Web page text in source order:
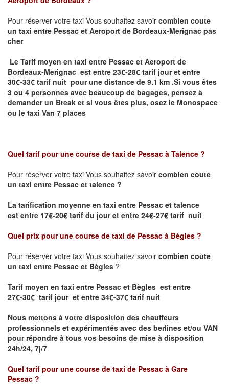
Pour réserver votre taxi Vous souhaitez savoir combien coute
un taxi entre Pessac et Aeroport de Bordeaux-Merignac pas
cher
Le Tarif moyen en taxi entre Pessac et Aeroport de
Bordeaux-Merignac est entre 23€-28€ tarif jour et entre
30€-33€ tarif nuit pour une distance de 9.1 km .Si vous êtes
3 ou 4 personnes avec beaucoup de bagages, pensez à
demander un Break et si vous êtes plus, osez le Monospace
ou le taxi Van 7 places
Quel tarif pour une course de taxi de Pessac à Talence ?
Pour réserver votre taxi Vous souhaitez savoir combien coute
un taxi entre Pessac et talence ?
La tarification moyenne en taxi entre Pessac et talence
est entre 17€-20€ tarif du jour et entre 24€-27€ tarif nuit
Quel prix pour une course de taxi de Pessac à Bègles ?
Pour réserver votre taxi Vous souhaitez savoir combien coute
un taxi entre Pessac et Bègles ?
Tarif moyen en taxi entre Pessac et Bègles est entre
27€-30€ tarif jour et entre 34€-37€ tarif nuit
Nous mettons à votre disposition des chauffeurs
professionnels et expérimentés avec des berlines et/ou VAN
pour répondre à tous vos besoins de mise à disposition
24h/24, 7j/7
Quel tarif pour une course de taxi de Pessac à Gare
Pessac ?